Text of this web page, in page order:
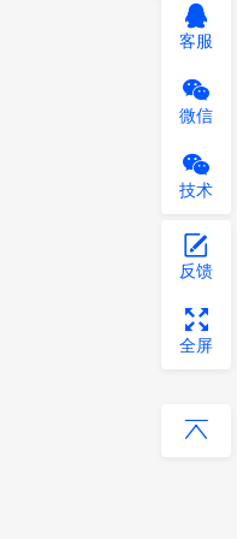
客服
微信
技术
反馈
全屏